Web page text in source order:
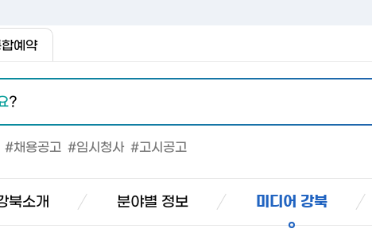
예약
?
#채용공고 #임시청사 #고시공고
북소개 분야별 정보 미디어 강북